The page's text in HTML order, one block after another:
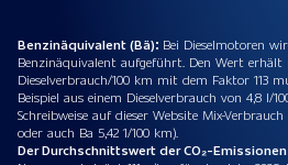
Benzinäquivalent (Bä): Bei Dieselmotoren
Benzinäquivalent aufgeführt. Den Wert
Dieselverbrauch/100 km mit dem Faktor 113
Beispiel aus einem Dieselverbrauch von 4,8 l/
Schreibweise auf dieser Website Mix-
oder auch Ba 5,42 1/100 km).
Der Durchschnittswert der CO₂-Emissionen